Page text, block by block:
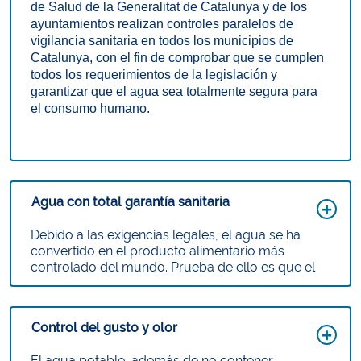
de Salud de la Generalitat de Catalunya y de los
ayuntamientos realizan controles paralelos de
vigilancia sanitaria en todos los municipios de
Catalunya, con el fin de comprobar que se cumplen
todos los requerimientos de la legislación y
garantizar que el agua sea totalmente segura para
el consumo humano.
Agua con total garantía sanitaria
Debido a las exigencias legales, el agua se ha
convertido en el producto alimentario más
controlado del mundo. Prueba de ello es que el
agua que distribuimos cuenta con la certificación
se trata de un producto inocuo con total garantía
Control del gusto y olor